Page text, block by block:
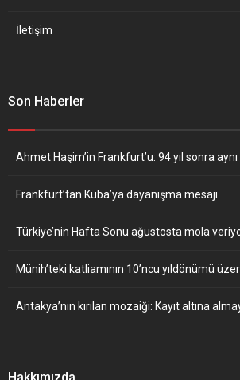
İletişim
Son Haberler
Ahmet Haşim’in Frankfurt’u: 94 yıl sonra
Frankfurt’tan Küba’ya dayanışma mesajı
Türkiye’nin Hafta Sonu ağustosta mola
Münih’teki katliamının 10’ncu yıldönümü
Antakya’nın kırılan mozaiği: Kayıt altına
Hakkımızda